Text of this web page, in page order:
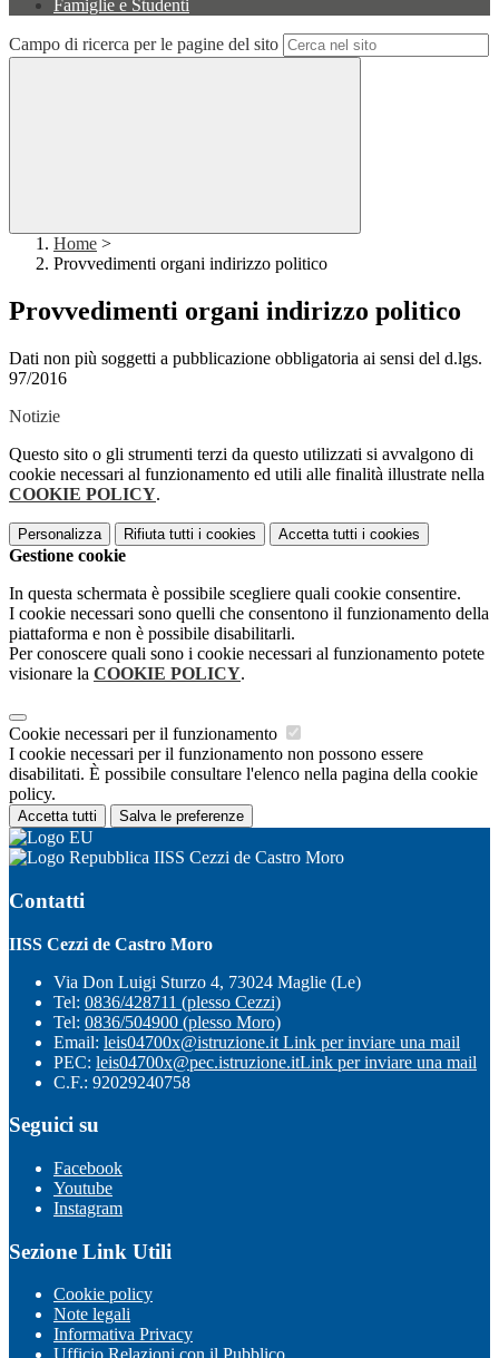
Famiglie e Studenti
Campo di ricerca per le pagine del sito
Home >
Provvedimenti organi indirizzo politico
Provvedimenti organi indirizzo politico
Dati non più soggetti a pubblicazione obbligatoria ai sensi del d.lgs.
97/2016
Notizie
Questo sito o gli strumenti terzi da questo utilizzati si avvalgono di
cookie necessari al funzionamento ed utili alle finalità illustrate nella
COOKIE POLICY.
Personalizza Rifiuta tutti i cookies Accetta tutti i cookies
Gestione cookie
In questa schermata è possibile scegliere quali cookie consentire.
I cookie necessari sono quelli che consentono il funzionamento della
piattaforma e non è possibile disabilitarli.
Per conoscere quali sono i cookie necessari al funzionamento potete
visionare la COOKIE POLICY.
Cookie necessari per il funzionamento
I cookie necessari per il funzionamento non possono essere
disabilitati. È possibile consultare l'elenco nella pagina della cookie
policy.
Accetta tutti Salva le preferenze
IISS Cezzi de Castro Moro
Contatti
IISS Cezzi de Castro Moro
Via Don Luigi Sturzo 4, 73024 Maglie (Le)
Tel: 0836/428711 (plesso Cezzi)
Tel: 0836/504900 (plesso Moro)
Email: leis04700x@istruzione.it Link per inviare una mail
PEC: leis04700x@pec.istruzione.itLink per inviare una mail
C.F.: 92029240758
Seguici su
Facebook
Youtube
Instagram
Sezione Link Utili
Cookie policy
Note legali
Informativa Privacy